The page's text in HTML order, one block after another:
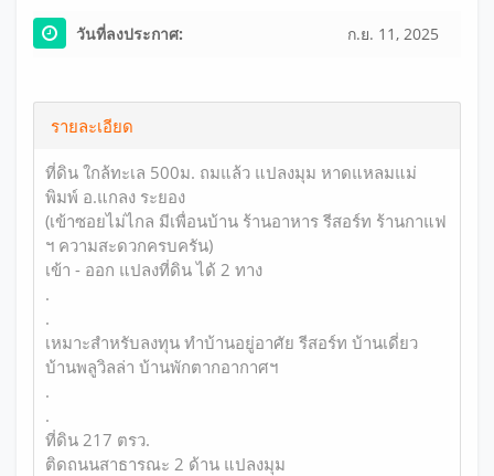
วันที่ลงประกาศ: ก.ย. 11, 2025
รายละเอียด
ที่ดิน ใกล้ทะเล 500ม. ถมแล้ว แปลงมุม หาดแหลมแม่
พิมพ์ อ.แกลง ระยอง
(เข้าซอยไม่ไกล มีเพื่อนบ้าน ร้านอาหาร รีสอร์ท ร้านกาแฟ
ฯ ความสะดวกครบครัน)
เข้า - ออก แปลงที่ดิน ได้ 2 ทาง
.
.
เหมาะสำหรับลงทุน ทำบ้านอยู่อาศัย รีสอร์ท บ้านเดี่ยว
บ้านพลูวิลล่า บ้านพักตากอากาศฯ
.
.
ที่ดิน 217 ตรว.
ติดถนนสาธารณะ 2 ด้าน แปลงมุม